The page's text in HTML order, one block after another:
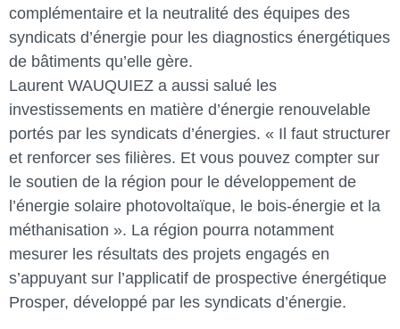
complémentaire et la neutralité des équipes des
syndicats d’énergie pour les diagnostics énergétiques
de bâtiments qu’elle gère.
Laurent WAUQUIEZ a aussi salué les
investissements en matière d’énergie renouvelable
portés par les syndicats d’énergies. « Il faut structurer
et renforcer ses filières. Et vous pouvez compter sur
le soutien de la région pour le développement de
l’énergie solaire photovoltaïque, le bois-énergie et la
méthanisation ». La région pourra notamment
mesurer les résultats des projets engagés en
s’appuyant sur l’applicatif de prospective énergétique
Prosper, développé par les syndicats d’énergie.